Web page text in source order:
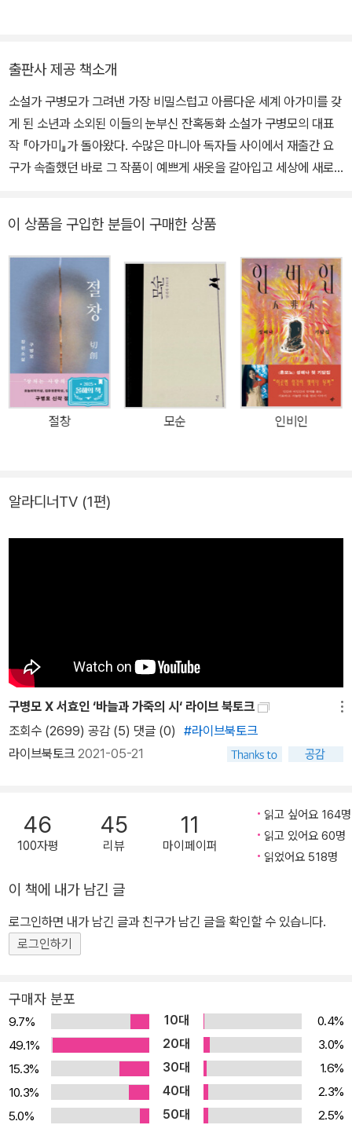
출판사 제공 책소개
소설가 구병모가 그려낸 가장 비밀스럽고 아름다운 세계 아가미를 갖
게 된 소년과 소외된 이들의 눈부신 잔혹동화 소설가 구병모의 대표
작 『아가미』가 돌아왔다. 수많은 마니아 독자들 사이에서 재출간 요
구가 속출했던 바로 그 작품이 예쁘게 새옷을 갈아입고 세상에 새로
눈부신 비늘을 반짝이며 깊고 푸른 호수 속을 헤엄치는 곤. 자신의 정
체를 숨기고 세상과 단절된 채 살아가는 소년은 물속에서만큼은 한없
는 자유를 느낀다. 곤에게 새로운 이름과 삶을 건네준 강하, 곤의 도움
으로 목숨을 건진 해류. 삶이라는 저주받은 물속에서, 오늘도 그리고
내일도 간절히 숨 쉬고 싶은, 세상으로부터 버림받고 소외된 이들의
이야기가 신비롭고도 아름답게 펼쳐진다. 간절히 숨 쉬고 싶은 우리
를 살게 해주는 상처, 아가미 소설가 구병모의 대표작 『아가미』가 돌
아왔다. 수많은 마니아 독자들 사이에서 재출간 요구가 속출했던 바
로 그 작품이 예쁘게 새옷을 갈아입고 세상에 새로이 선을 보인다.
『아가미』는 죽음의 문턱에서 아가미를 갖게 된 소년의 슬픈 운명을
몸을 던진다. 남자는 끝내 목숨을 잃지만, 생을 향한 본능적인 의지로
있는 노인과 그의 손자 강하에게 발견된 아이는 ‘곤’이라는 이름을 얻
고 싶은, 세상으로부터 버림받고 소외된 이들의 이야기가 신비롭고도
행운이란 없을 테니 열심히 두 팔을 휘저어 나갈 거예요. 헤엄쳐야지
별수 있나요. 어쩌면 세상은 그 자체로 바닥없는 물이기도 하고.” 생
을 향한 강렬한 몸부림, 눈부시게 살아 숨 쉬는 존재들에게 바치는 헌
들의 뜨거운 사랑을 받은 『위저드 베이커리』로 작품 활동을 시작했
다. 이후, 한국문학에서 유례없던 노년의 여성 킬러 캐릭터를 통해 새
로운 여성 서사를 써내려간 『파과』, 재난 같은 삶 속에서 서로를 외면
원신진문학상을 거머쥔 『그것이 나만은 아니기를』, 로봇의 눈에 비친
인간의 희로애락과 삶의 비밀을 따뜻하게 그려낸 『한 스푼의 시간』
등 독특한 시도를 거듭하며 청소년문학과 본격문학, 순수문학과 장르
문학을 경계 없이 자유자재로 넘나들었다. 도발적이면서도 환상적인
한 문장, 따뜻하게 위로를 건네며 치유해주는 서사로 한국 문학의 새
로운 축을 굳건히 다져왔다. 명실상부 구병모 작가의 대표작인 『아가
미』는 놀라운 흡인력과 밀도 높은 서사, 독특한 상상력과 한층 더 깊
어진 주제의식으로 절망적인 현실을 환상적이고 강렬하게 묘사한다.
죽음의 문턱에서 생을 향한 강렬한 몸부림으로 아가미를 갖게 된 남
자와 그를 둘러싼 인물들의 비밀스러우면서도 가슴 저린 운명이 펼쳐
이 상품을 구입한 분들이 구매한 상품
절창 모순 인비인
알라디너TV (1편)
구병모 X 서효인 ‘바늘과 가죽의 시‘ 라이브 북토크
조회수 (2699) 공감 (5) 댓글 (0) #라이브북토크
라이브북토크 2021-05-21
46
100자평
45
리뷰
11
마이페이퍼
읽고 싶어요 164명
읽고 있어요 60명
읽었어요 518명
이 책에 내가 남긴 글
로그인하면 내가 남긴 글과 친구가 남긴 글을 확인할 수 있습니다.
로그인하기
구매자 분포
9.7% 10대
0.4%
49.1%
20대
3.0%
15.3%
30대
1.6%
10.3%
40대
2.3%
5.0%
50대
2.5%